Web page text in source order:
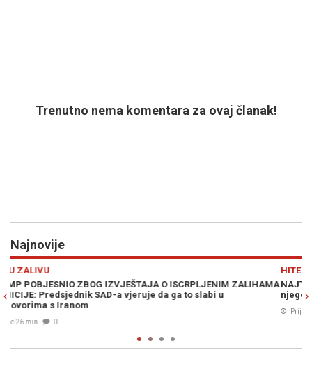
Trenutno nema komentara za ovaj članak!
Najnovije
HITEC
NAJTRAŽENIJE ORUŽJE NA SVIJETU: Šta je to Patriot i zašto su
njegove zalihe pri kraju?